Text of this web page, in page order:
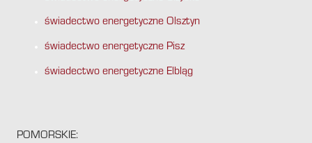
świadectwo energetyczne Olsztyn
świadectwo energetyczne Pisz
świadectwo energetyczne Elbląg
POMORSKIE: